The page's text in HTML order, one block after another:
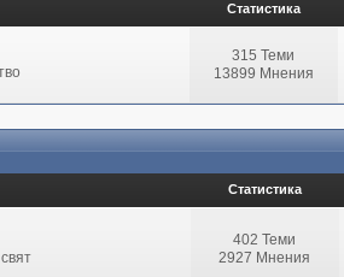
Статистика
315 Теми
13899 Мнения
Статистика
402 Теми
2927 Мнения